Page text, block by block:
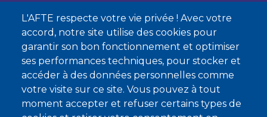
L'AFTE respecte votre vie privée ! Avec votre
accord, notre site utilise des cookies pour
garantir son bon fonctionnement et optimiser
ses performances techniques, pour stocker et
accéder à des données personnelles comme
votre visite sur ce site. Vous pouvez à tout
moment accepter et refuser certains types de
Nous contacter
À propos
Qui sommes-nous ?
Devenir membre